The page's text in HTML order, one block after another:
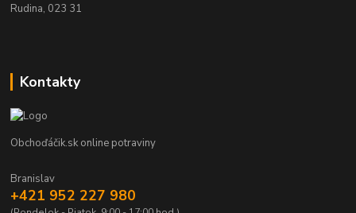
Rudina, 023 31
Kontakty
Obchoďáčik.sk online potraviny
Branislav
+421 952 227 980